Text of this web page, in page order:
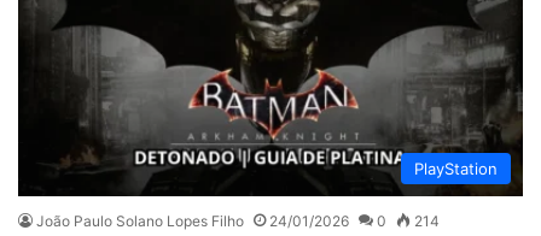
PlayStation
João Paulo Solano Lopes Filho 24/01/2026 0 214